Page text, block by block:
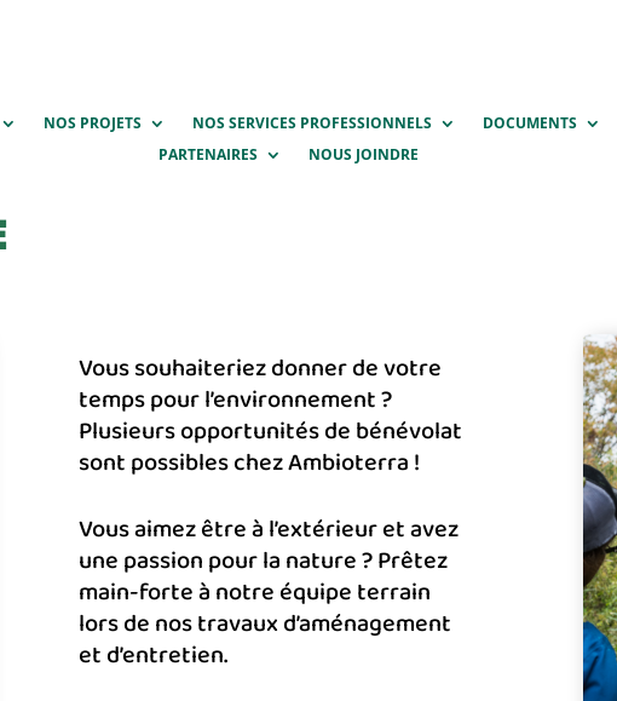
NOS PROJETS NOS SERVICES PROFESSIONNELS DOCUMENTS
PARTENAIRES
NOUS JOINDRE
Vous souhaiteriez donner de votre
temps pour l’environnement ?
Plusieurs opportunités de bénévolat
sont possibles chez Ambioterra !
Vous aimez être à l’extérieur et avez
une passion pour la nature ? Prêtez
main-forte à notre équipe terrain
lors de nos travaux d’aménagement
et d’entretien.